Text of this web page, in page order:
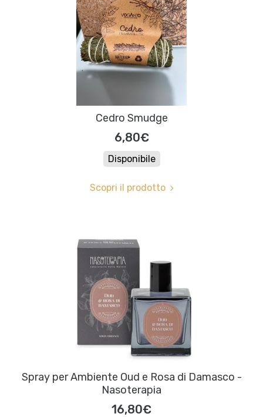
Cedro Smudge
6,80€
Disponibile
Scopri il prodotto
Spray per Ambiente Oud e Rosa di Damasco -
Nasoterapia
16,80€